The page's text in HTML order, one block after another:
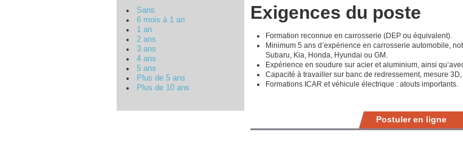
Sans
6 mois à 1 an
1 an
2 ans
3 ans
4 ans
5 ans
Plus de 5 ans
Plus de 10 ans
Exigences du poste
Formation reconnue en carrosserie (DEP ou équivalent).
Minimum 5 ans d’expérience en carrosserie automobile,
Subaru, Kia, Honda, Hyundai ou GM.
Expérience en soudure sur acier et aluminium, ainsi
Capacité à travailler sur banc de redressement, mesure
Formations ICAR et véhicule électrique : atouts importants.
Postuler en ligne